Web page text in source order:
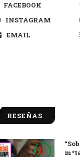
FACEBOOK
INSTAGRAM
EMAIL
RESEÑAS
9.0